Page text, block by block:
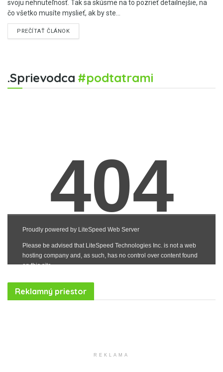
svoju nehnuteľnosť. Tak sa skúsme na to pozrieť detailnejšie, na
čo všetko musíte myslieť, ak by ste...
PREČÍTAŤ ČLÁNOK
.Sprievodca #podtatrami
Reklamný priestor
REKLAMA